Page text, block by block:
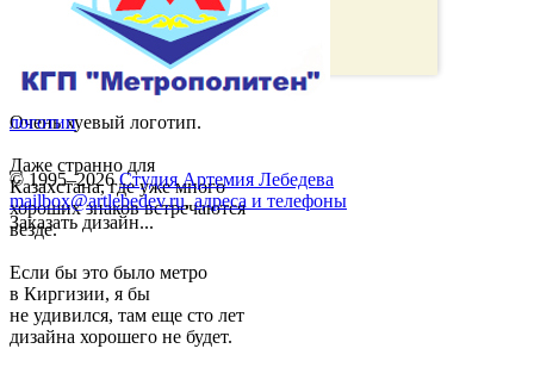
Очень хуевый логотип.
Даже странно для
Казахстана, где уже много
хороших знаков встречаются
везде.
Если бы это было метро
в Киргизии, я бы
не удивился, там еще сто лет
дизайна хорошего не будет.
логотип
© 1995–2026 Студия Артемия Лебедева
mailbox@artlebedev.ru, адреса и телефоны
Заказать дизайн...